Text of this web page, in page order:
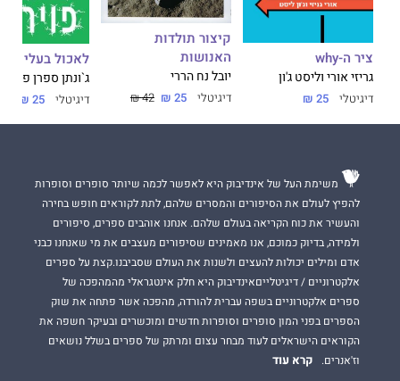
מערכות יחסים הן מרכז עבודתו, והוא מתבונן בהן דרך משקפיים של
ענווה, הכרת תודה, אמפתיה, קבלה, חמלה ופירגון.
הוא רואה הורים לדורותיהם כמו הכוכבים, אשר משפיעים עלינו
בעודם בחיים וממשיכים להאיר לנו גם אחרי היעלמם.
שלנו ועל איכותן של מערכות היחסים שיש לנו עם ילדינו ועם עצמנו.
ציר ה-why
גריזי אורי וליסט ג'ון
דיגיטלי 25 ₪
קיצור תולדות
האנושות
יובל נח הררי
דיגיטלי 25 ₪
42 ₪
לאכול בעלי
ג`ונתן ספרן פויר
דיגיטלי 25 ₪
משימת העל של אינדיבוק היא לאפשר לכמה שיותר סופרים וסופרות
להפיץ לעולם את הסיפורים והמסרים שלהם, לתת לקוראים חופש בחירה
והעשיר את כוח הקריאה בעולם שלהם. אנחנו אוהבים ספרים, סיפורים
ולמידה, בדיוק כמוכם, אנו מאמינים שסיפורים מעצבים את מי שאנחנו כבני
אדם ומילים יכולות להעצים ולשנות את העולם שסביבנו.קצת על ספרים
אלקטרוניים / דיגיטלייםאינדיבוק היא חלק אינטגראלי מהמהפכה של
ספרים אלקטרוניים בשפה עברית להורדה, מהפכה אשר פתחה את שוק
הספרים בפני המון סופרים וסופרות חדשים ומוכשרים ובעיקר חשפה את
הקוראים הישראלים לעוד מבחר עצום ומרתק של ספרים בשלל נושאים
וז'אנרים.
קרא עוד